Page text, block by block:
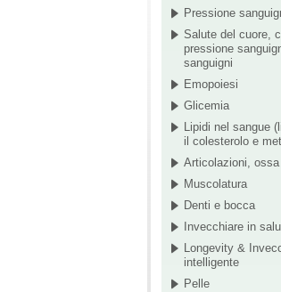
Pressione
Salute del cuore,
pressione
sanguigni
Emopoiesi
Glicemia
Lipidi nel sangue
il colesterolo e
Articolazioni,
Muscolatura
Denti e bocca
Invecchiare in
Longevity &
intelligente
Pelle